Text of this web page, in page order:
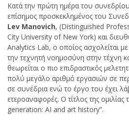
Κατά την πρώτη ημέρα του
επίσημος προσκεκλημένος του
Lev Manovich, (Distinguished
City University of New York) και
Analytics Lab, ο οποίος ασχολείται
την τεχνητή νοημοσύνη στην τέχνη
θεωρείται ο πιο επιδραστικός
πολύ μεγάλο αριθμό εργασιών σε
σε συνέδρια ενώ το έργο του έχει
ετεροαναφορές. Ο τίτλος της
generation: AI and art history”.